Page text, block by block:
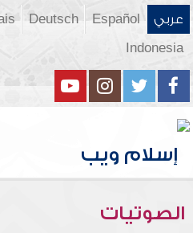
عربي Español
Deutsch
Indonesia
الصوتيات